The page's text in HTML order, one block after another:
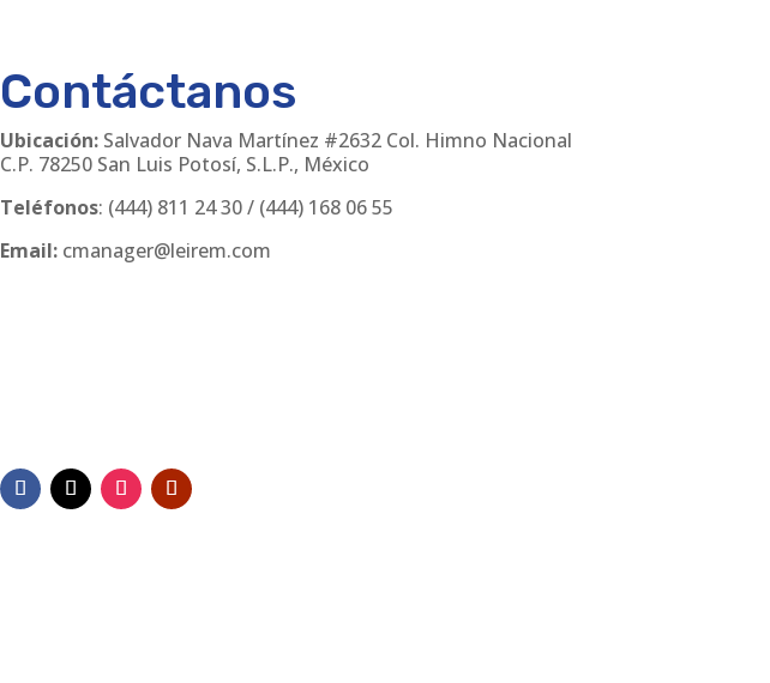
Contáctanos
Ubicación:Salvador Nava Martínez #2632 Col. Himno Nacional
C.P. 78250 San Luis Potosí, S.L.P., México
Teléfonos: (444) 811 24 30/ (444) 168 06 55
Email: cmanager@leirem.com